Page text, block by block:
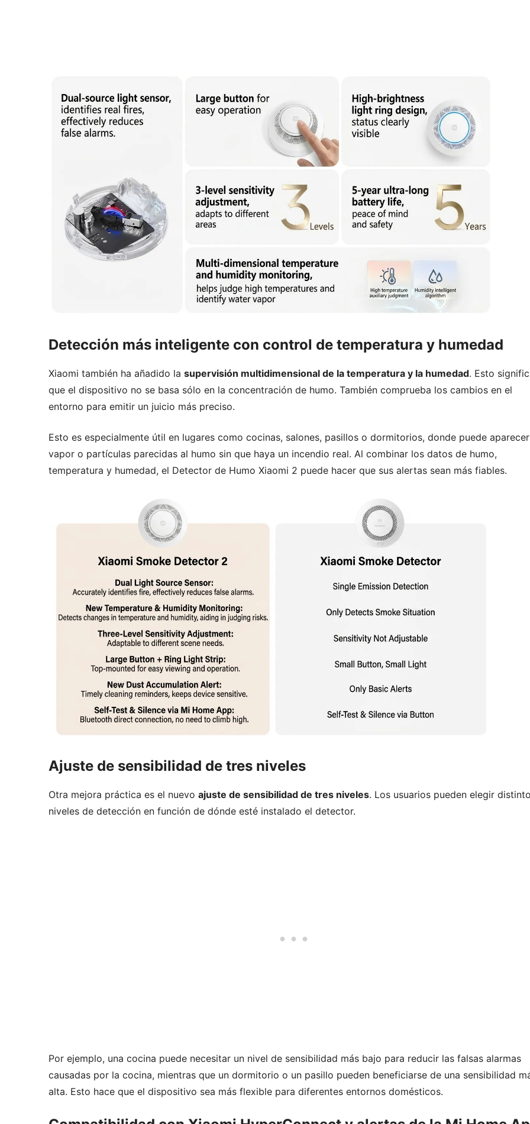
Detección más inteligente con control de temperatura y humedad
Xiaomi también ha añadido la supervisión multidimensional de la temperatura y la humedad. Esto
que el dispositivo no se basa sólo en la concentración de humo. También comprueba los cambios en el
entorno para emitir un juicio más preciso.
Esto es especialmente útil en lugares como cocinas, salones, pasillos o dormitorios, donde puede aparecer
vapor o partículas parecidas al humo sin que haya un incendio real. Al combinar los datos de humo,
temperatura y humedad, el Detector de Humo Xiaomi 2 puede hacer que sus alertas sean más fiables.
Ajuste de sensibilidad de tres niveles
Otra mejora práctica es el nuevo ajuste de sensibilidad de tres niveles. Los usuarios pueden elegir
niveles de detección en función de dónde esté instalado el detector.
Por ejemplo, una cocina puede necesitar un nivel de sensibilidad más bajo para reducir las falsas alarmas
causadas por la cocina, mientras que un dormitorio o un pasillo pueden beneficiarse de una sensibilidad
alta. Esto hace que el dispositivo sea más flexible para diferentes entornos domésticos.